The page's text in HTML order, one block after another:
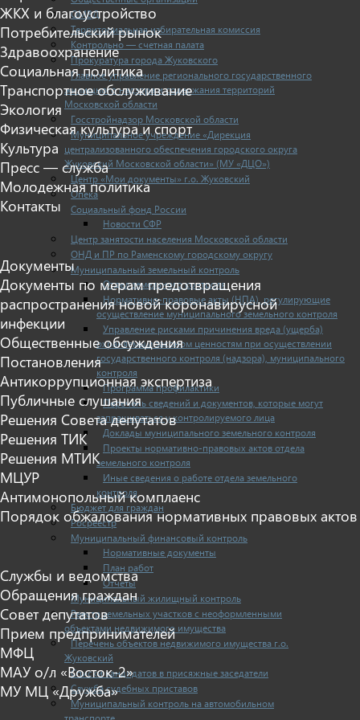
ОМВД
Территориальная избирательная комиссия
Контрольно — счетная палата
Прокуратура города Жуковского
Главное управление регионального государственного
жилищного надзора и содержания территорий
Московской области
Госстройнадзор Московской области
Муниципальное учреждение «Дирекция
централизованного обеспечения городского округа
Жуковский Московской области» (МУ «ДЦО»)
Центр «Мои документы» г.о. Жуковский
Опека
Социальный фонд России
Новости СФР
Центр занятости населения Московской области
ОНД и ПР по Раменскому городскому округу
Муниципальный земельный контроль
Отдел земельного контроля
Нормативно-правовые акты (НПА), регулирующие
осуществление муниципального земельного контроля
Управление рисками причинения вреда (ущерба)
охраняемым законом ценностям при осуществлении
государственного контроля (надзора), муниципального
контроля
Программа профилактики
Перечень сведений и документов, которые могут
запрашиваться у контролируемого лица
Доклады муниципального земельного контроля
Проекты нормативно-правовых актов отдела
земельного контроля
Иные сведения о работе отдела земельного
контроля
Бюджет для граждан
Росреестр
Муниципальный финансовый контроль
Нормативные документы
План работ
Отчеты
Муниципальный жилищный контроль
Реестр земельных участков с неоформленными
объектами недвижимого имущества
Перечень объектов недвижимого имущества г.о.
Жуковский
Списки кандидатов в присяжные заседатели
Служба судебных приставов
Муниципальный контроль на автомобильном
транспорте
ЖКХ и благоустройство
Потребительский рынок
Здравоохранение
Социальная политика
Транспортное обслуживание
Экология
Физическая культура и спорт
Культура
Пресс — служба
Молодежная политика
Контакты
Документы
Документы по мерам предотвращения
распространения новой коронавирусной
инфекции
Общественные обсуждения
Постановления
Антикоррупционная экспертиза
Публичные слушания
Решения Совета депутатов
Решения ТИК
Решения МТИК
МЦУР
Антимонопольный комплаенс
Порядок обжалования нормативных правовых актов
Службы и ведомства
Обращения граждан
Совет депутатов
Прием предпринимателей
МФЦ
МАУ о/л «Восток-2»
МУ МЦ «Дружба»